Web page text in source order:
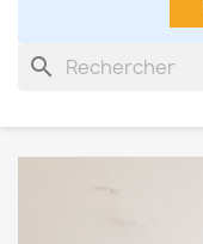
search